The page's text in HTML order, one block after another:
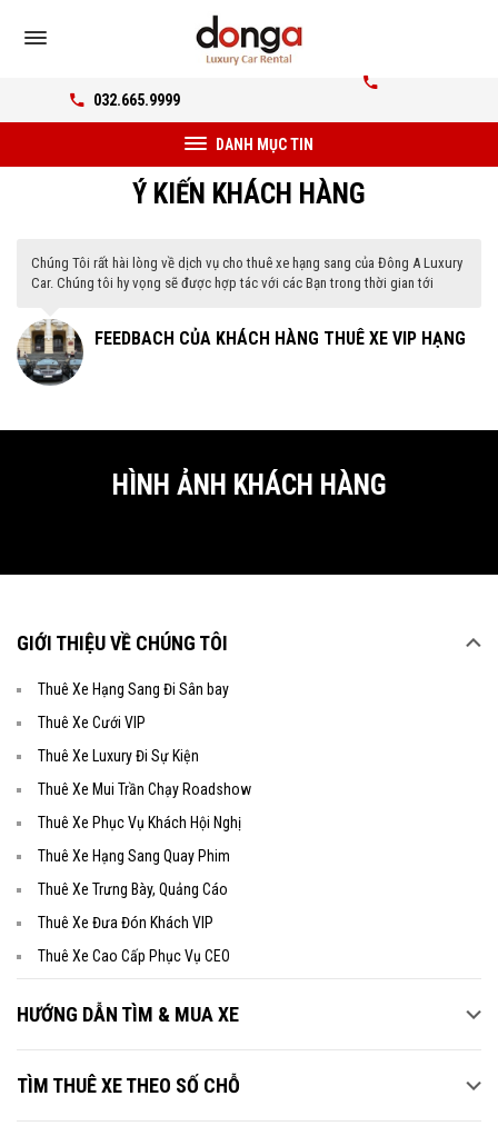
032.665.9999
DANH MỤC TIN
Ý KIẾN KHÁCH HÀNG
Chúng Tôi rất hài lòng về dịch vụ cho thuê xe hạng sang của Đông A Luxury
Car. Chúng tôi hy vọng sẽ được hợp tác với các Bạn trong thời gian tới
FEEDBACH CỦA KHÁCH HÀNG THUÊ XE VIP HẠNG
HÌNH ẢNH KHÁCH HÀNG
GIỚI THIỆU VỀ CHÚNG TÔI
Thuê Xe Hạng Sang Đi Sân bay
Thuê Xe Cưới VIP
Thuê Xe Luxury Đi Sự Kiện
Thuê Xe Mui Trần Chạy Roadshow
Thuê Xe Phục Vụ Khách Hội Nghị
Thuê Xe Hạng Sang Quay Phim
Thuê Xe Trưng Bày, Quảng Cáo
Thuê Xe Đưa Đón Khách VIP
Thuê Xe Cao Cấp Phục Vụ CEO
HƯỚNG DẪN TÌM & MUA XE
TÌM THUÊ XE THEO SỐ CHỖ